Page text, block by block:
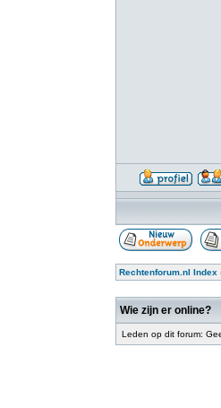
Rechtenforum.nl Index
Wie zijn er online?
Leden op dit forum: